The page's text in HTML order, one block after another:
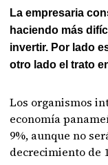
La empresaria
haciendo más
invertir. Por lado
otro lado el trato
Los organismos
economía
9%, aunque no
decrecimiento de